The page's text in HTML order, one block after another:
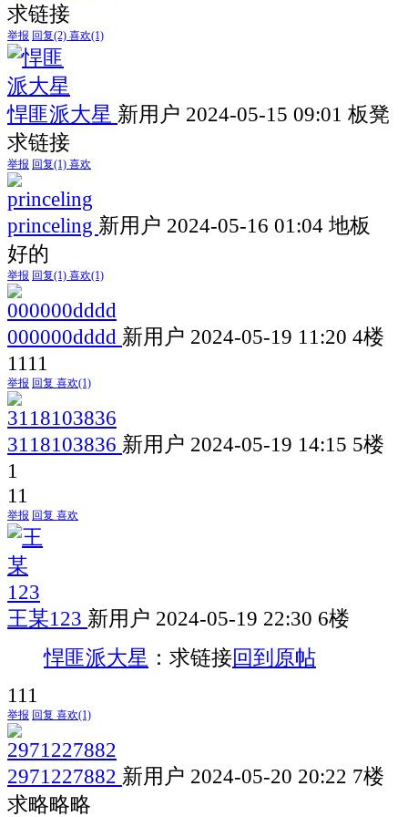
求链接
举报 回复(2) 喜欢(1)
悍匪派大星 新用户 2024-05-15 09:01 板凳
求链接
举报 回复(1) 喜欢
princeling 新用户 2024-05-16 01:04 地板
好的
举报 回复(1) 喜欢(1)
000000dddd 新用户 2024-05-19 11:20 4楼
1111
举报 回复 喜欢(1)
3118103836 新用户 2024-05-19 14:15 5楼
1
11
举报 回复 喜欢
王某123 新用户 2024-05-19 22:30 6楼
悍匪派大星 ：求链接回到原帖
111
举报 回复 喜欢(1)
2971227882 新用户 2024-05-20 20:22 7楼
求略略略